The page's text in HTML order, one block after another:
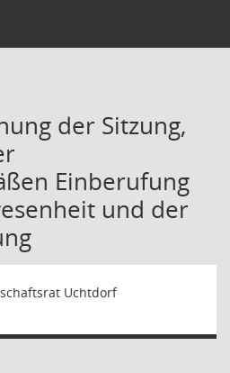
der Sitzung,
Einberufung
und der
Uchtdorf